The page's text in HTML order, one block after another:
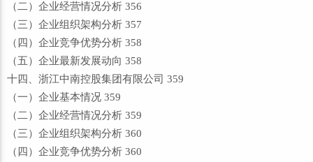
（二）企业经营情况分析 356
（三）企业组织架构分析 357
（四）企业竞争优势分析 358
（五）企业最新发展动向 358
十四、浙江中南控股集团有限公司 359
（一）企业基本情况 359
（二）企业经营情况分析 359
（三）企业组织架构分析 360
（四）企业竞争优势分析 360